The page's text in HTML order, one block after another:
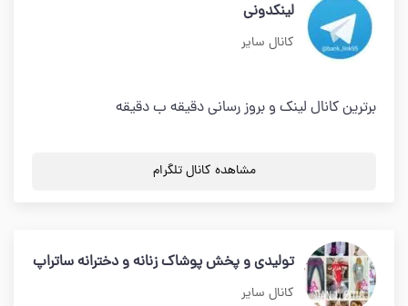
لینکدونی
کانال سایر
برترین کانال لینک و بروز رسانی دقیقه ب دقیقه
مشاهده کانال تلگرام
توليدي و پخش پوشاك زنانه و دخترانه ساتراپ
کانال سایر